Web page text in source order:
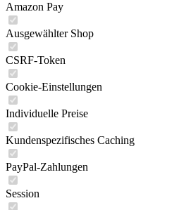
Amazon Pay
Ausgewählter Shop
CSRF-Token
Cookie-Einstellungen
Individuelle Preise
Kundenspezifisches Caching
PayPal-Zahlungen
Session